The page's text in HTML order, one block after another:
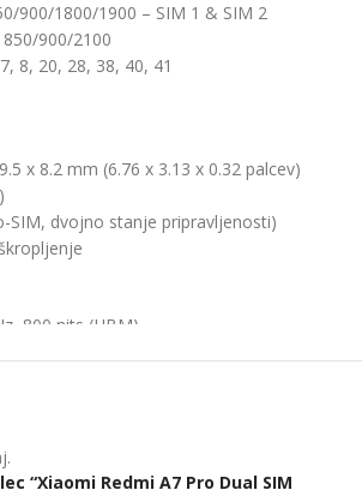
900/1800/1900 – SIM 1 & SIM 2
900/2100
8, 20, 28, 38, 40, 41
x 8.2 mm (6.76 x 3.13 x 0.32 palcev)
SIM, dvojno stanje pripravljenosti)
800 nits (HBM)
slikovnih pik, razmerje 20:9 (~254 ppi
“Xiaomi Redmi A7 Pro Dual SIM